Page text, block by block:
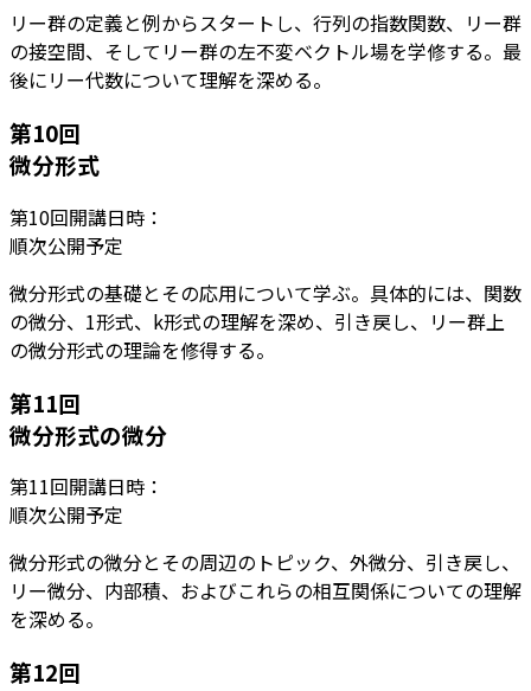
リー群の定義と例からスタートし、行列の指数関数、リー群
の接空間、そしてリー群の左不変ベクトル場を学修する。最
後にリー代数について理解を深める。
第10回
微分形式
第10回開講日時：
順次公開予定
微分形式の基礎とその応用について学ぶ。具体的には、関数
の微分、1形式、k形式の理解を深め、引き戻し、リー群上
の微分形式の理論を修得する。
第11回
微分形式の微分
第11回開講日時：
順次公開予定
微分形式の微分とその周辺のトピック、外微分、引き戻し、
リー微分、内部積、およびこれらの相互関係についての理解
を深める。
第12回